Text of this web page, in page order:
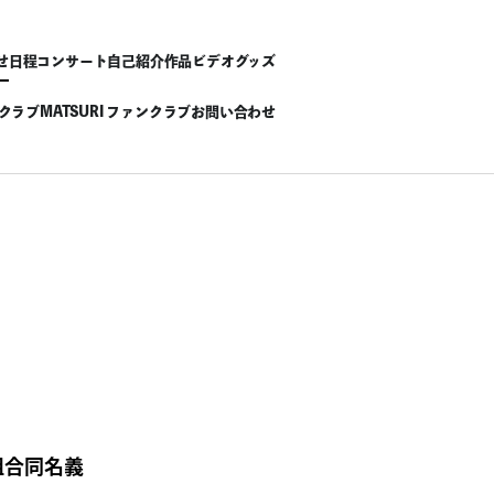
日程コンサート自己紹介作品ビデオグッズ
ラブMATSURI ファンクラブお問い合わせ
同名義